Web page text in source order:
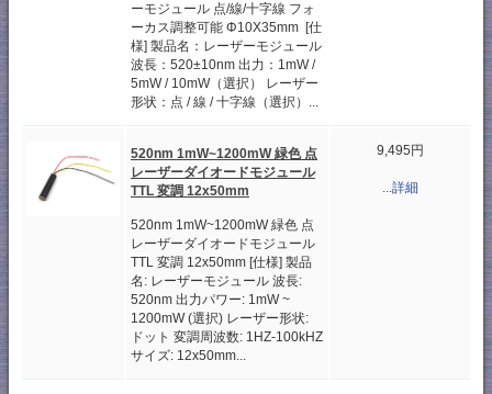
ーモジュール 点/線/十字線 フォ
ーカス調整可能 Φ10X35mm [仕
様] 製品名：レーザーモジュール
波長：520±10nm 出力：1mW /
5mW / 10mW（選択） レーザー
形状：点 / 線 / 十字線（選択）...
520nm 1mW~1200mW 緑色 点
レーザーダイオードモジュール
TTL 変調 12x50mm
520nm 1mW~1200mW 緑色 点
レーザーダイオードモジュール
TTL 変調 12x50mm [仕様] 製品
名: レーザーモジュール 波長:
520nm 出力パワー: 1mW ~
1200mW (選択) レーザー形状:
ドット 変調周波数: 1HZ-100kHZ
サイズ: 12x50mm...
9,495円
...詳細